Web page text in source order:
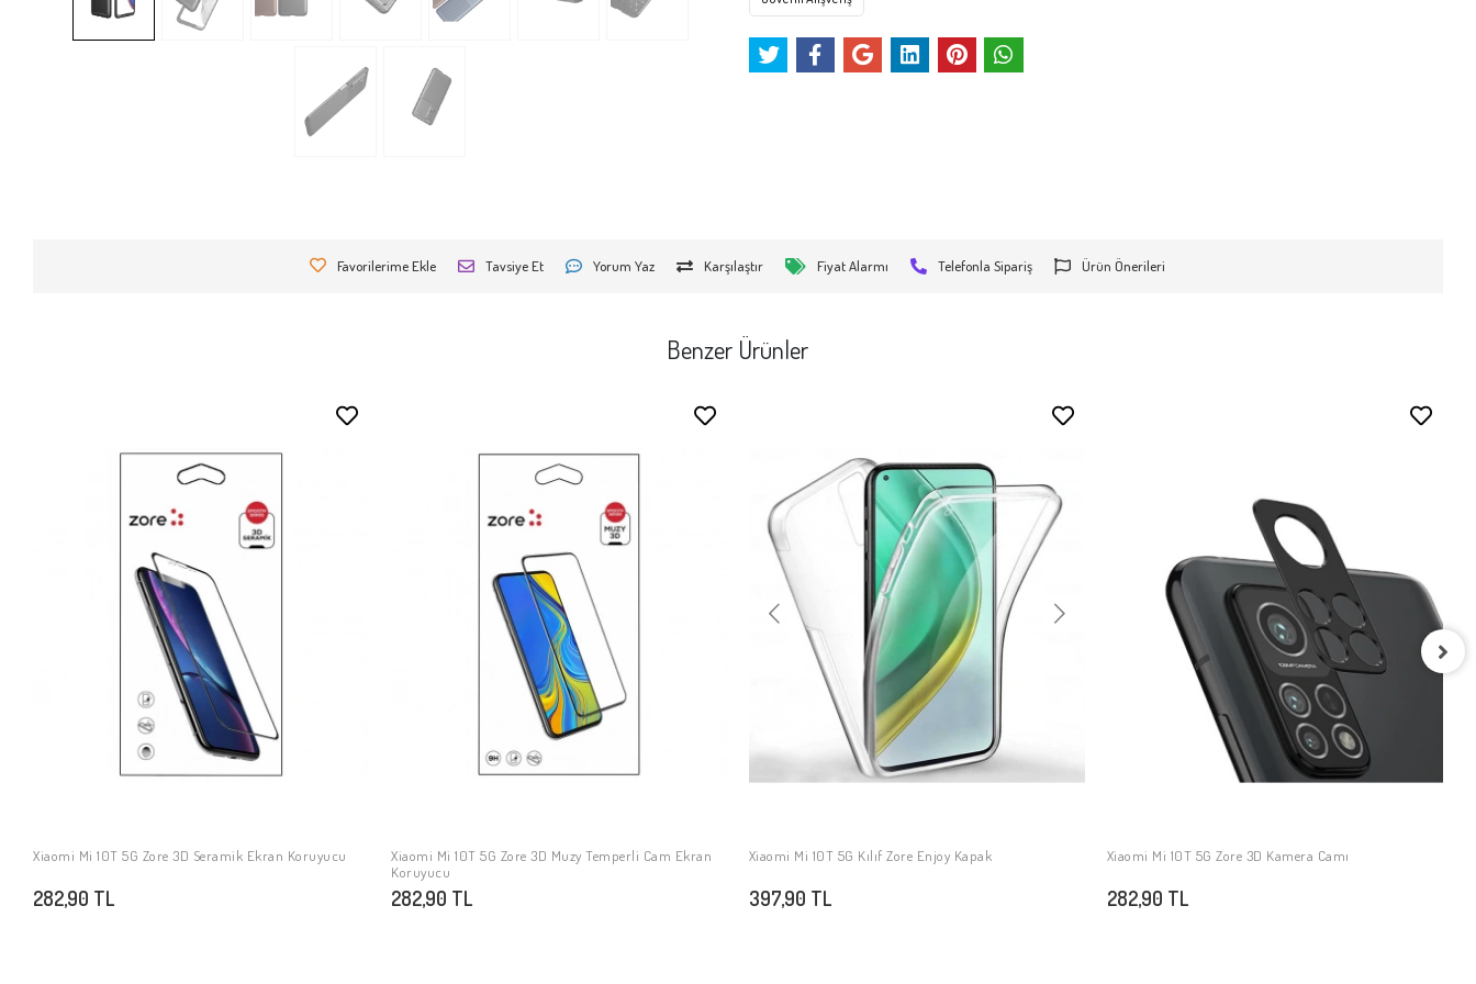
Favorilerime Ekle Tavsiye Et Yorum Yaz Karşılaştır Fiyat Alarmı Telefonla Sipariş Ürün Önerileri
Benzer Ürünler
SEPETE EKLE
Xiaomi Mi 10T 5G Zore 3D Seramik Ekran Koruyucu
282,90 TL
SEPETE EKLE
Xiaomi Mi 10T 5G Zore 3D Muzy Temperli Cam Ekran
Koruyucu
282,90 TL
SEPETE EKLE
Xiaomi Mi 10T 5G Kılıf Zore Enjoy Kapak
397,90 TL
SEPETE EKLE
Xiaomi Mi 10T 5G Zore 3D Kamera Camı
282,90 TL